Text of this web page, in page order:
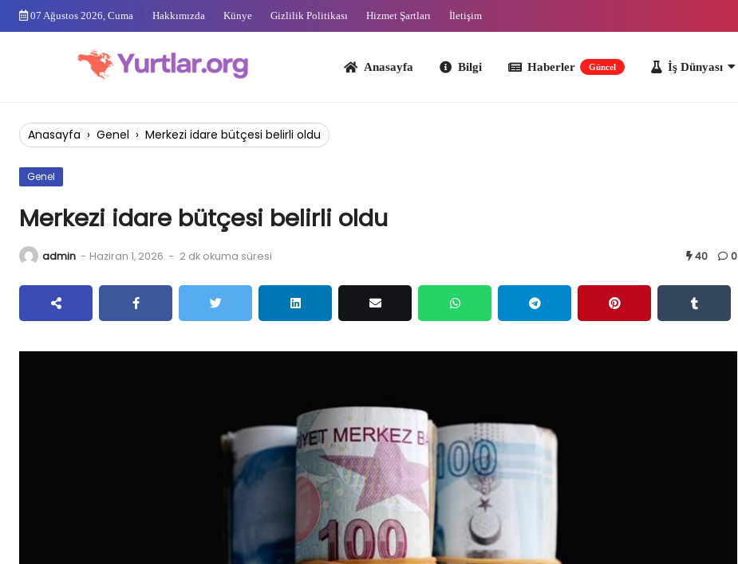
Skip
07 Ağustos 2026, Cuma Hakkımızda Künye Gizlilik Politikası Hizmet Şartları İletişim
Anasayfa Haberler İş Dünyası
Anasayfa › Genel › Merkezi idare bütçesi belirli oldu
Genel
Merkezi idare bütçesi belirli oldu
admin - Haziran 1, 2026 - 2 dk okuma süresi 40 0